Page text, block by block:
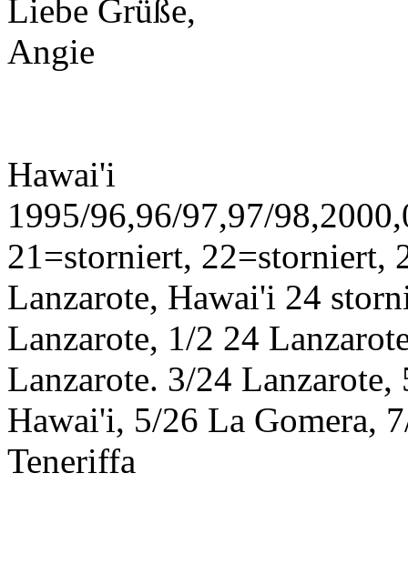
Liebe Grüße,
Angie
Hawai'i
1995/96,96/97,97/
21=storniert, 22=storniert,
Lanzarote, Hawai'i 24
Lanzarote, 1/2 24
Lanzarote. 3/24
Hawai'i, 5/26 La Gomera,
Teneriffa